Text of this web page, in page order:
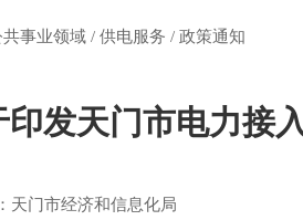
共事业领域 / 供电服务 / 政策通知
印发天门市电力接
天门市经济和信息化局